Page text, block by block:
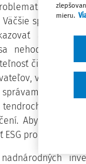
ESG
spoločnosti
aspekty
nehodnotí len
činností jej
vrátane
a
sa
Aby si
problematike
mieru.